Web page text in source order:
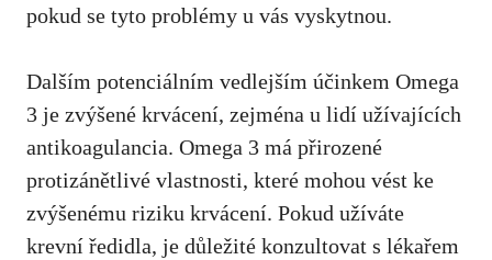
pokud se tyto problémy u ‌vás vyskytnou.
Dalším potenciálním vedlejším účinkem⁢ Omega
3 je⁣ zvýšené krvácení, zejména​ u⁤ lidí užívajících
antikoagulancia. Omega⁤ 3 má přirozené
⁢protizánětlivé⁣ vlastnosti, které mohou vést ke​
zvýšenému riziku krvácení. Pokud užíváte
krevní ředidla, je důležité konzultovat s ⁣lékařem‍